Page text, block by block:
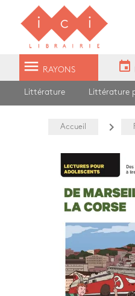
Librairie Ici Grands Boulevards
menu RAYONS event
Littérature Littérature
Accueil navigate_next